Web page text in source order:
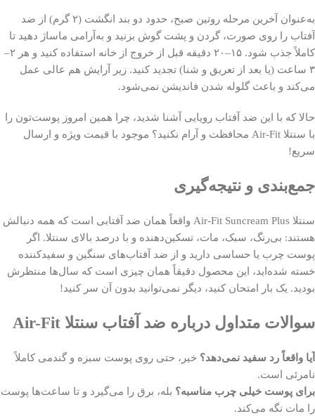
به‌عنوان آخرین مرحله روتین صبح، حدود دو بند انگشت (۲ گرم) از ضد
آفتاب را روی صورت، گردن و پشت گوش بزنید و به‌آرامی ماساژ دهید تا
کاملاً جذب شود. ۱۵–۲۰ دقیقه قبل از خروج از خانه استفاده کنید و هر ۲–
۳ ساعت (یا بعد از تعریق و شنا) تجدید کنید. زیر آرایش هم عالی عمل
می‌کند و باعث گلوله شدن فاندیشن نمی‌شود.
حالا که با این ضد آفتاب رویایی آشنا شدید، چرا همین امروز پوست‌تون را
با سنتلا Air-Fit محافظت و آرام نکنید؟ موجود با قیمت ویژه و ارسال
سریع!
جمع‌بندی و نتیجه‌گیری
سنتلا Air-Fit Suncream Plus واقعاً همان ضد آفتابی است که همه دنبالش
هستند: بی‌رنگ، سبک، مات، تسکین‌دهنده و با درصد بالای سنتلا. اگر
پوست چرب یا حساسی دارید و از ضد آفتاب‌های سنگین و سفیدکننده
خسته شده‌اید، این محصول دقیقاً همان چیزی است که سال‌ها منتظرش
بودید. یک بار امتحان کنید، دیگر نمی‌توانید بدون آن سر کنید!
سوالات متداول درباره ضد آفتاب سنتلا Air-Fit
آیا واقعاً رد سفید نمی‌دهد؟ خیر، حتی روی پوست سبزه و گندمی کاملاً
نامرئی است.
برای پوست خیلی چرب مناسبه؟ بله، برق را می‌گیرد و تا ساعت‌ها پوست
را مات نگه می‌کند.